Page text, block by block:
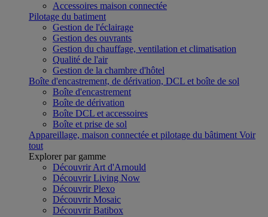
Accessoires maison connectée
Pilotage du batiment
Gestion de l'éclairage
Gestion des ouvrants
Gestion du chauffage, ventilation et climatisation
Qualité de l'air
Gestion de la chambre d'hôtel
Boîte d'encastrement, de dérivation, DCL et boîte de sol
Boîte d'encastrement
Boîte de dérivation
Boîte DCL et accessoires
Boîte et prise de sol
Appareillage, maison connectée et pilotage du bâtiment Voir
tout
Explorer par gamme
Découvrir Art d'Arnould
Découvrir Living Now
Découvrir Plexo
Découvrir Mosaic
Découvrir Batibox